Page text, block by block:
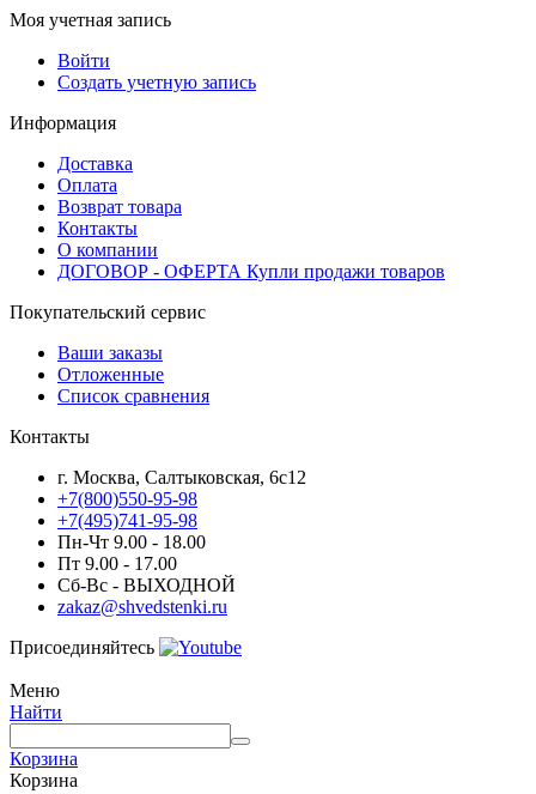
Моя учетная запись
Войти
Создать учетную запись
Информация
Доставка
Оплата
Возврат товара
Контакты
О компании
ДОГОВОР - ОФЕРТА Купли продажи товаров
Покупательский сервис
Ваши заказы
Отложенные
Список сравнения
Контакты
г. Москва, Салтыковская, 6с12
+7(800)550-95-98
+7(495)741-95-98
Пн-Чт 9.00 - 18.00
Пт 9.00 - 17.00
Сб-Вс - ВЫХОДНОЙ
zakaz@shvedstenki.ru
Присоединяйтесь
Меню
Найти
Корзина
Корзина